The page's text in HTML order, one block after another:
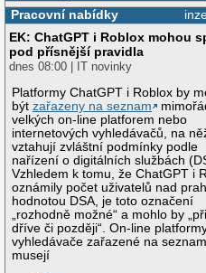
Pracovní nabídky
EK: ChatGPT i Roblox mohou
pod přísnější pravidla
dnes 08:00 | IT novinky
Platformy ChatGPT i Roblox by
býtzařazeny na seznam
velkých on-line platforem nebo
internetových vyhledávačů, na
vztahují zvláštní podmínky podle
nařízení o digitálních službách
Vzhledem k tomu, že ChatGPT i
oznámily počet uživatelů nad
hodnotou DSA, je toto označení
„rozhodně možné“ a mohlo by
dříve či později“. On-line
vyhledávače zařazené na
musejí